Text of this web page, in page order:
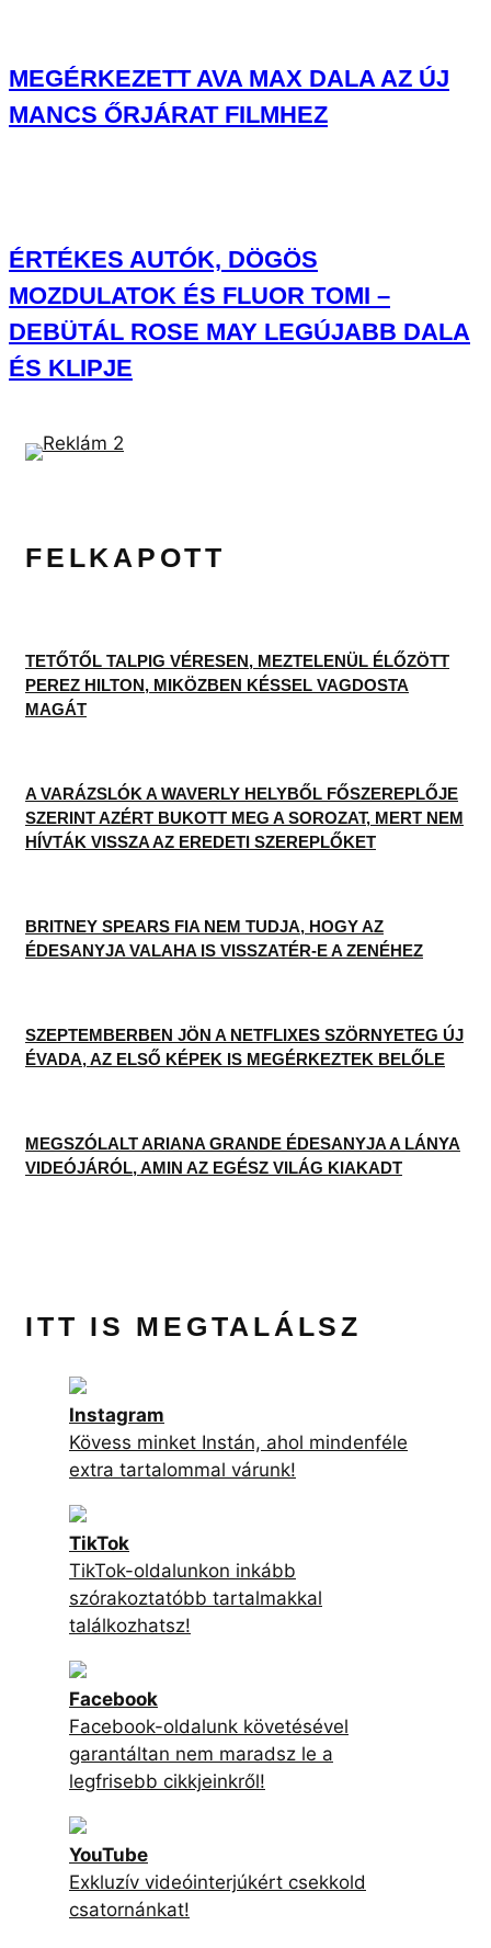
MEGÉRKEZETT AVA MAX DALA AZ ÚJ
MANCS ŐRJÁRAT FILMHEZ
ÉRTÉKES AUTÓK, DÖGÖS
MOZDULATOK ÉS FLUOR TOMI –
DEBÜTÁL ROSE MAY LEGÚJABB DALA
ÉS KLIPJE
FELKAPOTT
TETŐTŐL TALPIG VÉRESEN, MEZTELENÜL ÉLŐZÖTT
PEREZ HILTON, MIKÖZBEN KÉSSEL VAGDOSTA
MAGÁT
A VARÁZSLÓK A WAVERLY HELYBŐL FŐSZEREPLŐJE
SZERINT AZÉRT BUKOTT MEG A SOROZAT, MERT NEM
HÍVTÁK VISSZA AZ EREDETI SZEREPLŐKET
BRITNEY SPEARS FIA NEM TUDJA, HOGY AZ
ÉDESANYJA VALAHA IS VISSZATÉR-E A ZENÉHEZ
SZEPTEMBERBEN JÖN A NETFLIXES SZÖRNYETEG ÚJ
ÉVADA, AZ ELSŐ KÉPEK IS MEGÉRKEZTEK BELŐLE
MEGSZÓLALT ARIANA GRANDE ÉDESANYJA A LÁNYA
VIDEÓJÁRÓL, AMIN AZ EGÉSZ VILÁG KIAKADT
ITT IS MEGTALÁLSZ
Instagram
Kövess minket Instán, ahol mindenféle
extra tartalommal várunk!
TikTok
TikTok-oldalunkon inkább
szórakoztatóbb tartalmakkal
találkozhatsz!
Facebook
Facebook-oldalunk követésével
garantáltan nem maradsz le a
legfrisebb cikkjeinkről!
YouTube
Exkluzív videóinterjúkért csekkold
csatornánkat!